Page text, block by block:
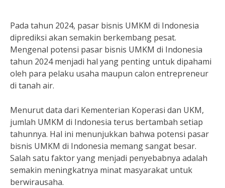
Pada tahun 2024, pasar bisnis UMKM di Indonesia
diprediksi akan semakin berkembang pesat.
Mengenal potensi pasar bisnis UMKM di Indonesia
tahun 2024 menjadi hal yang penting untuk dipahami
oleh para pelaku usaha maupun calon entrepreneur
di tanah air.
Menurut data dari Kementerian Koperasi dan UKM,
jumlah UMKM di Indonesia terus bertambah setiap
tahunnya. Hal ini menunjukkan bahwa potensi pasar
bisnis UMKM di Indonesia memang sangat besar.
Salah satu faktor yang menjadi penyebabnya adalah
semakin meningkatnya minat masyarakat untuk
berwirausaha.